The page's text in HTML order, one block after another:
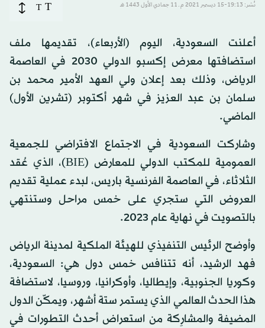
نُشر: 19:13-15 ديسمبر 2021 م ـ 11 جمادي الأول 1443 هـ T
T
أعلنت السعودية، اليوم (الأربعاء)، تقديمها ملف
استضافتها معرض إكسبو الدولي 2030 في العاصمة
الرياض، وذلك بعد إعلان ولي العهد الأمير محمد بن
سلمان بن عبد العزيز في شهر أكتوبر (تشرين الأول)
الماضي.
وشاركت السعودية في الاجتماع الافتراضي للجمعية
العمومية للمكتب الدولي للمعارض (BIE)، الذي عُقد
الثلاثاء، في العاصمة الفرنسية باريس، لبدء عملية تقديم
العروض التي ستجري على خمس مراحل وستنتهي
بالتصويت في نهاية عام 2023.
وأوضح الرئيس التنفيذي للهيئة الملكية لمدينة الرياض
فهد الرشيد، أنه تتنافس خمس دول هي: السعودية،
وكوريا الجنوبية، وإيطاليا، وأوكرانيا، وروسيا، لاستضافة
هذا الحدث العالمي الذي يستمر ستة أشهر، ويمكّن الدول
المضيفة والمشارِكة من استعراض أحدث التطورات في